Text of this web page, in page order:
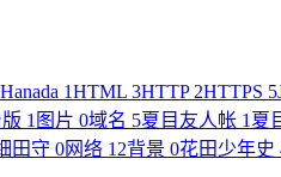
Hanada 1HTML 3HTTP 2HTTPS 5
1 图片 0域名 5夏目友人帐 1 夏
田守 0网络 12背景 0花田少年史